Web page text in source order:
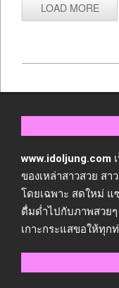
LOAD MORE
06-
www.idoljung.com
ของเหล่าสาวสวย สา
โดยเฉพาะ สดใหม่
ดื่มด่ำไปกับภาพสวยๆ
เกาะกระแสขอให้ทุก